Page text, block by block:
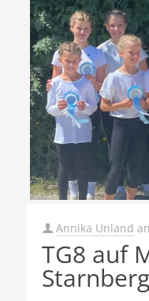
Annika Unland
TG8 auf
Starnberg